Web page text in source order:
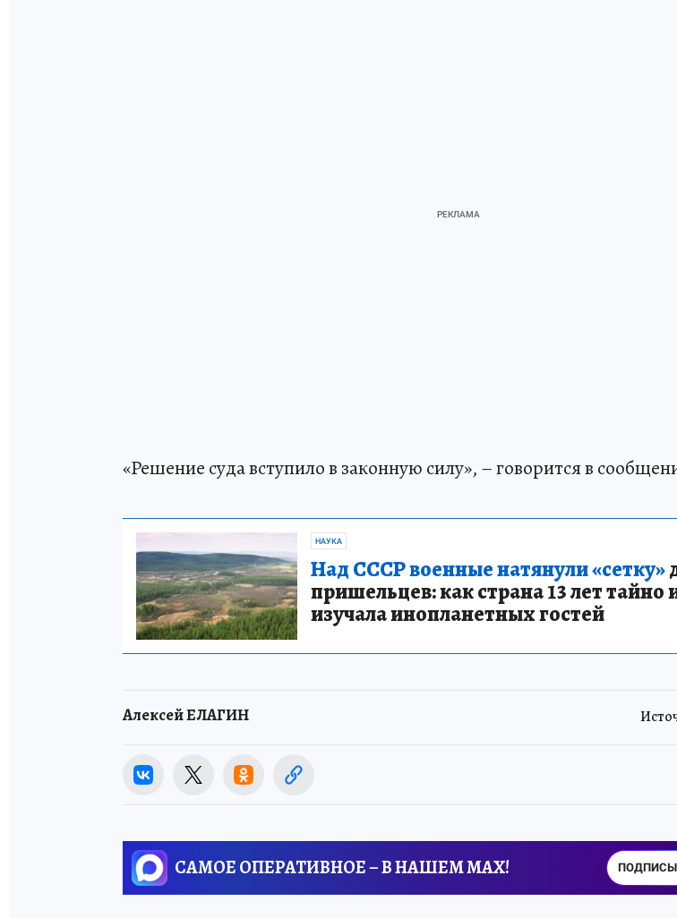
«Решение суда вступило в законную силу», – говорится в
НАУКА
Над СССР военные натянули «сетку»
пришельцев: как страна 13 лет тайно
изучала инопланетных гостей
Алексей ЕЛАГИН
САМОЕ ОПЕРАТИВНОЕ – В НАШЕМ MAX!